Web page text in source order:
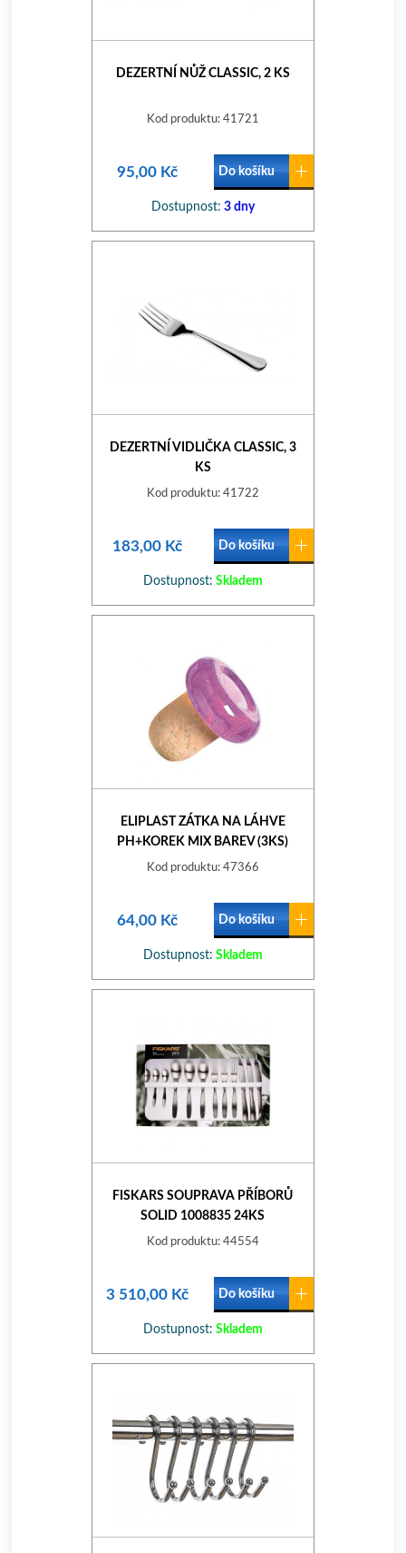
DEZERTNÍ NŮŽ CLASSIC, 2 KS
Kod produktu: 41721
95,00 Kč Do košíku
Dostupnost: 3 dny
DEZERTNÍ VIDLIČKA CLASSIC, 3
KS
Kod produktu: 41722
183,00 Kč Do košíku
Dostupnost: Skladem
ELIPLAST ZÁTKA NA LÁHVE
PH+KOREK MIX BAREV (3KS)
(065/3)
Kod produktu: 47366
64,00 Kč Do košíku
Dostupnost: Skladem
FISKARS SOUPRAVA PŘÍBORŮ
SOLID 1008835 24KS
Kod produktu: 44554
3 510,00 Kč Do košíku
Dostupnost: Skladem